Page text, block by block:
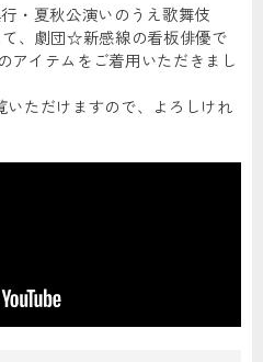
・夏秋公演いのうえ歌舞伎
て、劇団☆新感線の看板俳優で
アイテムをご着用いただきまし
ただけますので、よろしけれ